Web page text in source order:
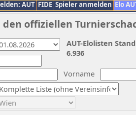
AUT FIDE Spieler anmelden Elo
offiziellen
Vorname
AUT-Elolisten
6.936